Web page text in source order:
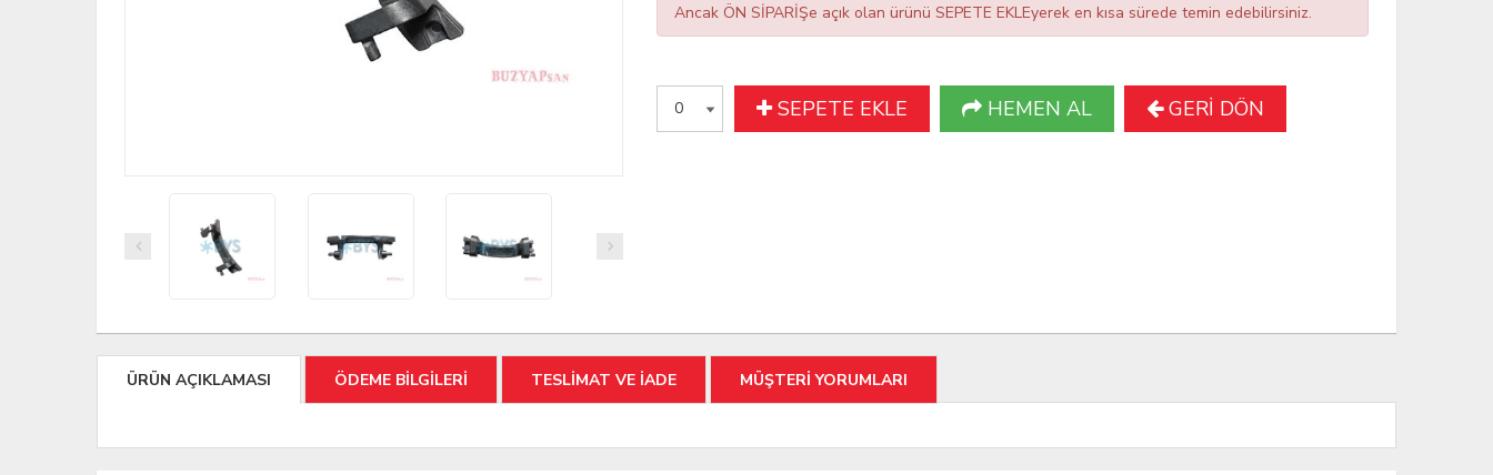
Ancak ÖN SİPARİŞe açık olan ürünü SEPETE EKLEyerek en kısa sürede temin edebilirsiniz.
SEPETE EKLE HEMEN AL GERİ DÖN
ÜRÜN AÇIKLAMASI ÖDEME BİLGİLERİ TESLİMAT VE İADE MÜŞTERİ YORUMLARI